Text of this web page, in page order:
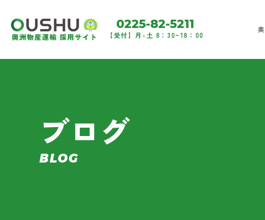
0225-82-5211
【受付】月-土 8：30~18：00
ブログ
BLOG